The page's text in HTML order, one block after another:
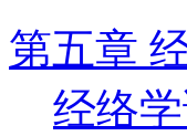
第五章
经络